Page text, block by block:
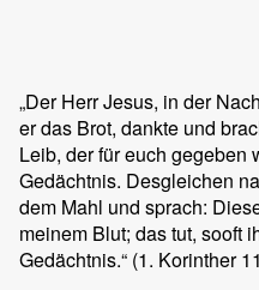
„Der Herr Jesus, in der
er das Brot, dankte und
Leib, der für euch gegeben
Gedächtnis. Desgleichen
dem Mahl und sprach:
meinem Blut; das tut, sooft
Gedächtnis.“ (1. Korinther